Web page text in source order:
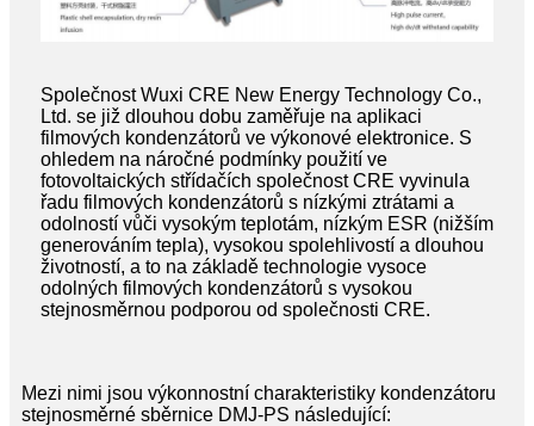
Společnost Wuxi CRE New Energy Technology Co.,
Ltd. se již dlouhou dobu zaměřuje na aplikaci
filmových kondenzátorů ve výkonové elektronice. S
ohledem na náročné podmínky použití ve
fotovoltaických střídačích společnost CRE vyvinula
řadu filmových kondenzátorů s nízkými ztrátami a
odolností vůči vysokým teplotám, nízkým ESR (nižším
generováním tepla), vysokou spolehlivostí a dlouhou
životností, a to na základě technologie vysoce
odolných filmových kondenzátorů s vysokou
stejnosměrnou podporou od společnosti CRE.
Mezi nimi jsou výkonnostní charakteristiky kondenzátoru
stejnosměrné sběrnice DMJ-PS následující: